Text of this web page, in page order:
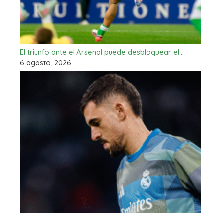
El triunfo ante el Arsenal puede desbloquear el…
6 agosto, 2026